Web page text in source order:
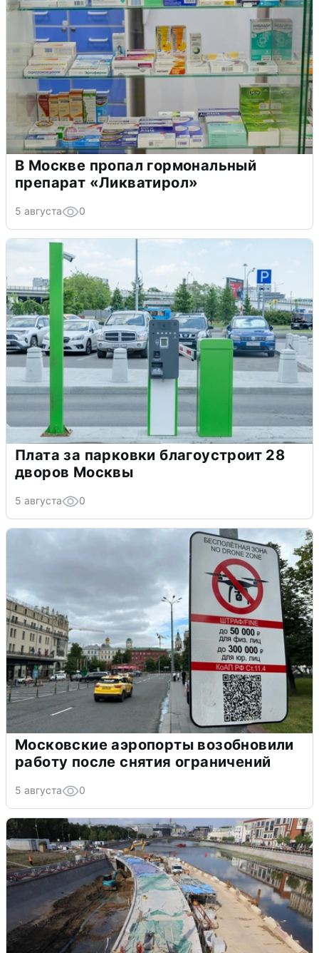
В Москве пропал гормональный
препарат «Ликватирол»
5 августа 0
Плата за парковки благоустроит 28
дворов Москвы
5 августа 0
Московские аэропорты возобновили
работу после снятия ограничений
5 августа 0